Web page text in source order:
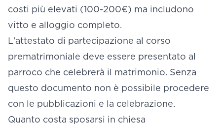
costi più elevati (100-200€) ma includono
vitto e alloggio completo.
L'attestato di partecipazione al corso
prematrimoniale deve essere presentato al
parroco che celebrerà il matrimonio. Senza
questo documento non è possibile procedere
con le pubblicazioni e la celebrazione.
Quanto costa sposarsi in chiesa